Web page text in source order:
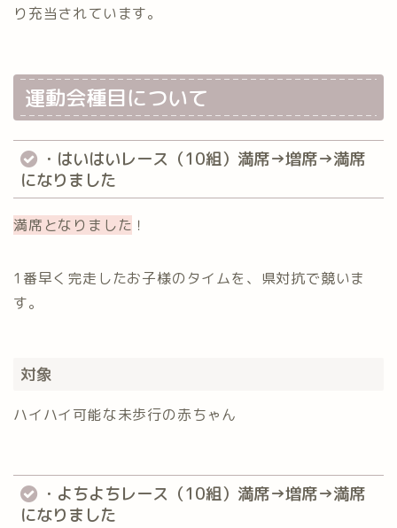
り充当されています。
運動会種目について
・はいはいレース（10組）満席→増席→満席
になりました
満席となりました ！
1番早く完走したお子様のタイムを、県対抗で競いま
す。
対象
ハイハイ可能な未歩行の赤ちゃん
・よちよちレース（10組）満席→増席→満席
になりました